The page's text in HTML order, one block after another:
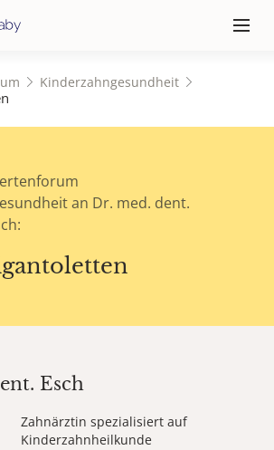
≡
Kinderzahngesundheit
an Dr. med. dent.
Esch
Zahnärztin spezialisiert auf
Kinderzahnheilkunde